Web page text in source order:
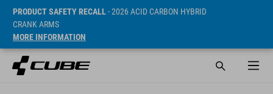
PRODUCT SAFETY RECALL- 2026 ACID CARBON HYBRID
CRANK ARMS
MORE INFORMATION